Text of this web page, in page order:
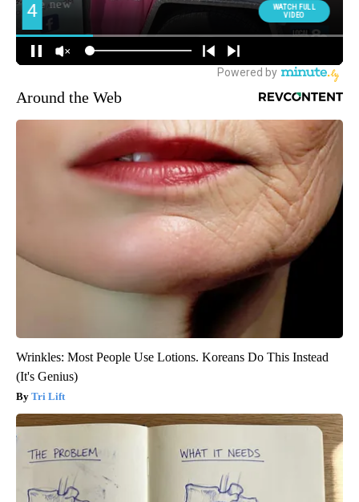
Around the Web
Wrinkles: Most People Use Lotions. Koreans Do This Instead
(It's Genius)
Tri Lift